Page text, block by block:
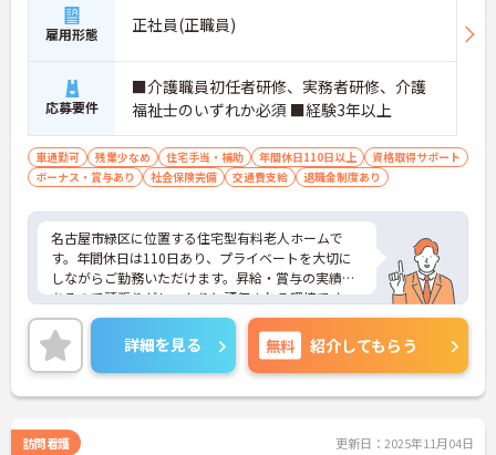
雇用形態 正社員(正職員)
応募要件
■介護職員初任者研修、実務者研修、介護
福祉士のいずれか必須 ■経験3年以上
車通勤可 残業少なめ 住宅手当・補助 年間休日110日以上
資格取得サポート
ボーナス・賞与あり
社会保険完備 交通費支給 退職金制度あり
名古屋市緑区に位置する住宅型有料老人ホームで
す。年間休日は110日あり、プライベートを大切に
しながらご勤務いただけます。昇給・賞与の実績も
あるので頑張りがしっかりと評価される環境です。
ご興味をお持ちの方はお気軽にお問い合わせくださ
い。
詳細を見る 無料 紹介してもらう
訪問看護 更新日：2025年11月04日